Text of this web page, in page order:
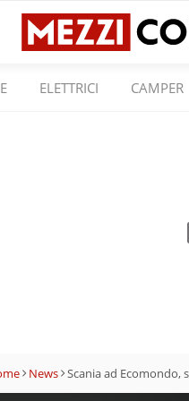
ELETTRICI CAMPER
News Scania ad Ecomondo,